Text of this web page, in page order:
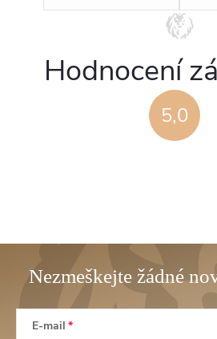
5,0
Hodnocení
Z
E-mail